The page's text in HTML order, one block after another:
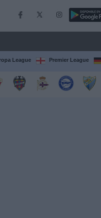
League Premier League